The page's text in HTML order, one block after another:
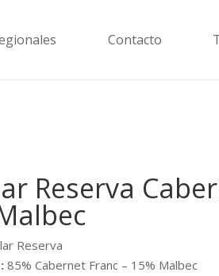
Contacto
Reserva
Reserva
85% Cabernet Franc – 15% Malbec